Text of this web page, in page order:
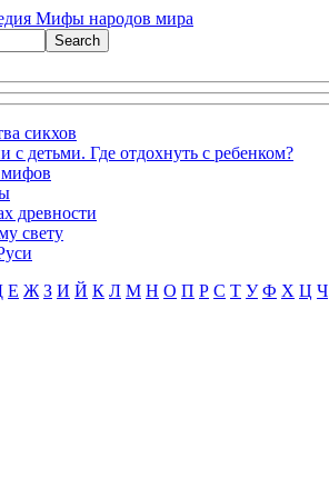
сикхов
с детьми. Где отдохнуть с ребенком?
мифов
древности
свету
Е Ж З И Й К Л М Н О П Р С Т У Ф X Ц Ч